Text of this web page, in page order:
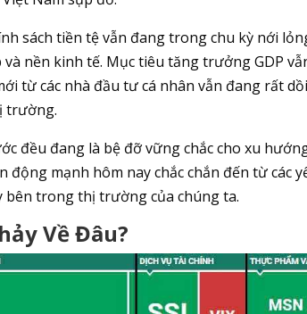
sách tiền tệ vẫn đang trong chu kỳ nới
nền kinh tế. Mục tiêu tăng trưởng GDP
từ các nhà đầu tư cá nhân vẫn đang rất
trường.
đều đang là bệ đỡ vững chắc cho xu
mạnh hôm nay chắc chắn đến từ các
bên trong thị trường của chúng ta.
Về Đâu?